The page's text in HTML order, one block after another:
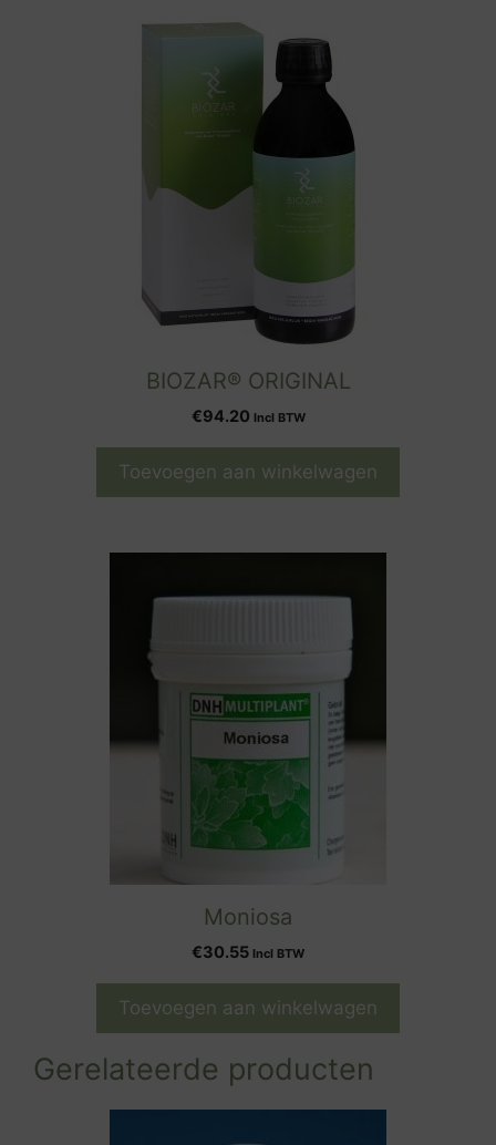
BIOZAR® ORIGINAL
€94.20 Incl BTW
Toevoegen aan winkelwagen
Moniosa
€30.55 Incl BTW
Toevoegen aan winkelwagen
Gerelateerde producten